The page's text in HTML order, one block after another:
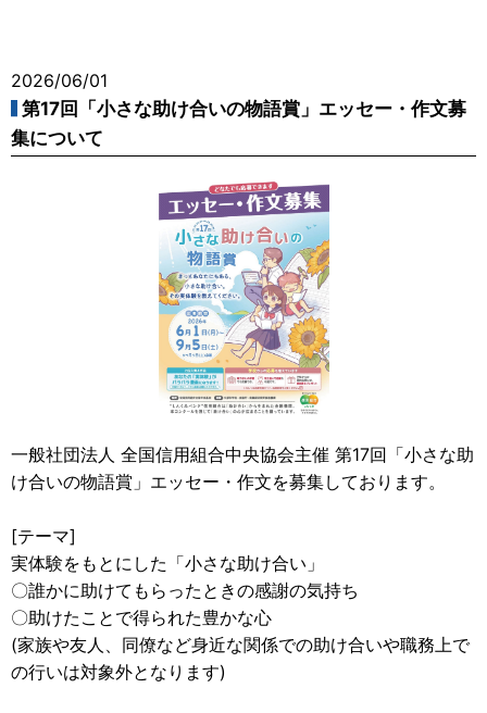
2026/06/01
第17回「小さな助け合いの物語賞」エッセー・作文募
集について
一般社団法人 全国信用組合中央協会主催 第17回「小さな助
け合いの物語賞」エッセー・作文を募集しております。
[テーマ]
実体験をもとにした「小さな助け合い」
〇誰かに助けてもらったときの感謝の気持ち
〇助けたことで得られた豊かな心
(家族や友人、同僚など身近な関係での助け合いや職務上で
の行いは対象外となります)